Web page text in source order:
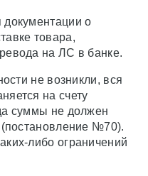
о
товара,
на ЛС в банке.
не возникли, вся
на счету
суммы не должен
(постановление №70).
либо ограничений